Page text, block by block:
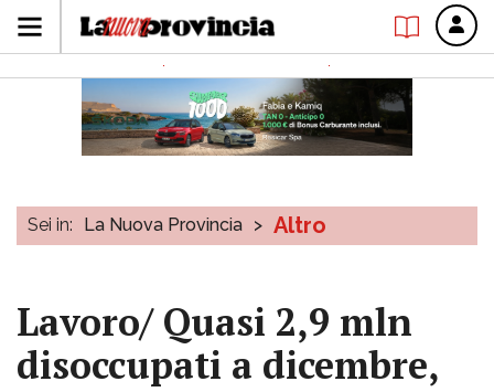
Sei in: La Nuova Provincia > Altro
Lavoro/ Quasi 2,9 mln
disoccupati a dicembre,